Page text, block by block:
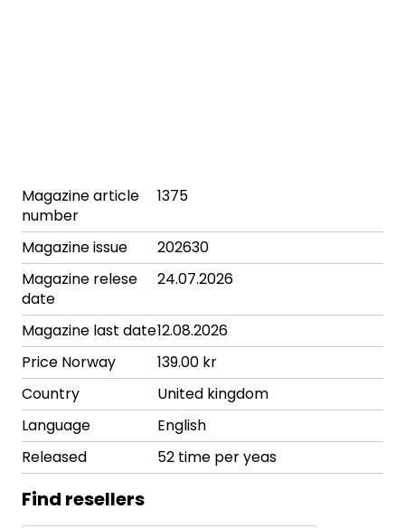
Magazine article
number
1375
Magazine issue
202630
Magazine relese
date
24.07.2026
Magazine last date12.08.2026
Price Norway
139.00 kr
Country
United kingdom
Language
English
Released
52 time per yeas
Find resellers